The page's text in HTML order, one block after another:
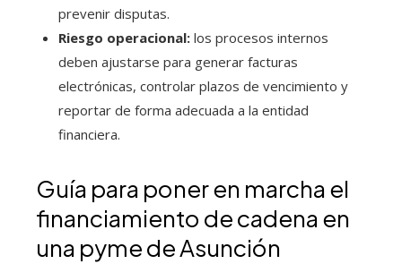
prevenir disputas.
Riesgo operacional: los procesos internos
deben ajustarse para generar facturas
electrónicas, controlar plazos de vencimiento y
reportar de forma adecuada a la entidad
financiera.
Guía para poner en marcha el
financiamiento de cadena en
una pyme de Asunción